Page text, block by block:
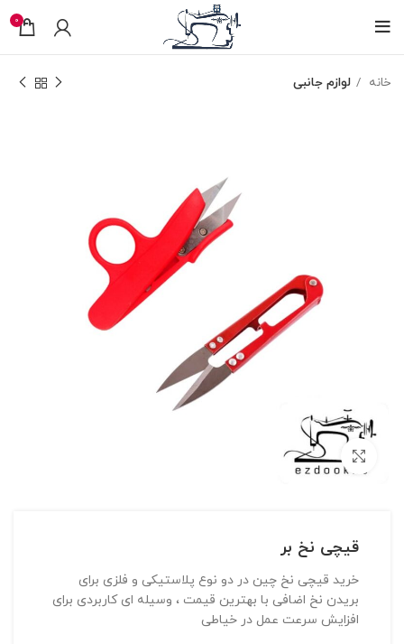
0
خانه لوازم جانبی
بزرگنمایی تصویر
قیچی نخ بر
خرید قیچی نخ چین در دو نوع پلاستیکی و فلزی برای
بریدن نخ اضافی با بهترین قیمت ، وسیله ای کاربردی برای
افزایش سرعت عمل در خیاطی